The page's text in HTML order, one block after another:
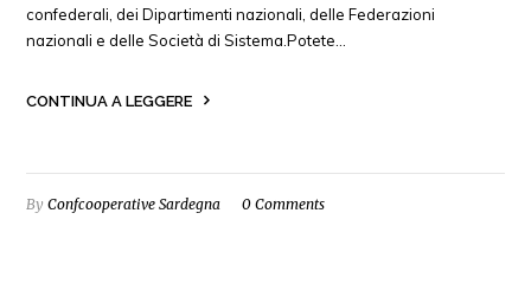
confederali, dei Dipartimenti nazionali, delle Federazioni
nazionali e delle Società di Sistema.Potete…
CONTINUA A LEGGERE
ByConfcooperative Sardegna 0 Comments